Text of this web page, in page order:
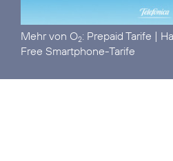
Mehr von O2: Prepaid Tarife |
Free Smartphone-Tarife